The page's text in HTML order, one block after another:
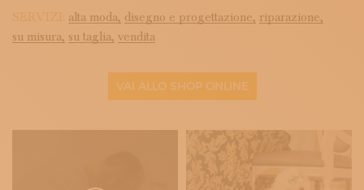
SERVIZI: alta moda, disegno e progettazione, riparazione,
su misura, su taglia, vendita
VAI ALLO SHOP ONLINE